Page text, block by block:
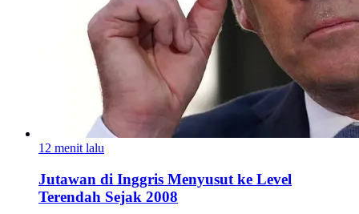
12 menit lalu
Jutawan di Inggris Menyusut ke Level
Terendah Sejak 2008